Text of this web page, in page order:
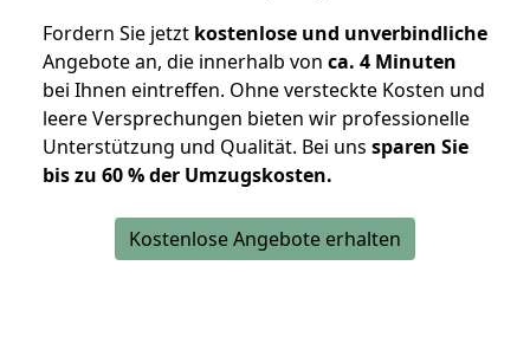
Fordern Sie jetzt kostenlose und unverbindliche
Angebote an, die innerhalb von ca. 4 Minuten
bei Ihnen eintreffen. Ohne versteckte Kosten und
leere Versprechungen bieten wir professionelle
Unterstützung und Qualität. Bei uns sparen Sie
bis zu 60 % der Umzugskosten.
Kostenlose Angebote erhalten